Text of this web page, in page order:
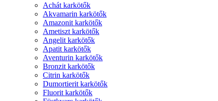
Achát karkötők
Akvamarin karkötők
Amazonit karkötők
Ametiszt karkötők
Angelit karkötők
Apatit karkötők
Aventurin karkötők
Bronzit karkötők
Citrin karkötők
Dumortierit karkötők
Fluorit karkötők